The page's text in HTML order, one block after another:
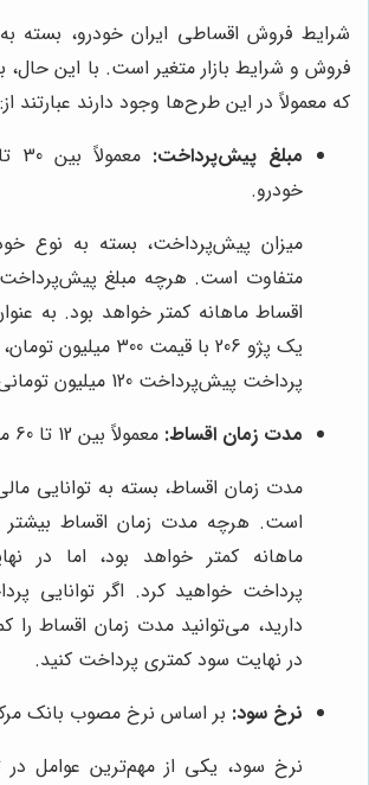
شرایط فروش اقساطی ایران خودرو، بسته
فروش و شرایط بازار متغیر است. با این حال،
که معمولاً در این طرح‌ها وجود دارند عبارتند از:
مبلغ پیش‌پرداخت:
خودرو.
میزان پیش‌پرداخت، بسته به نوع
متفاوت است. هرچه مبلغ پیش‌پرداخت
اقساط ماهانه کمتر خواهد بود. به
یک پژو 206 با قیمت
پرداخت پیش‌پرداخت 120 میلیون تومانی داشته باشید.
مدت زمان اقساط: معمولاً بین 12 تا 60 ماه.
مدت زمان اقساط، بسته به توانایی
است. هرچه مدت زمان اقساط بیشتر
ماهانه کمتر خواهد بود، اما در
پرداخت خواهید کرد. اگر توانایی
دارید، می‌توانید مدت زمان اقساط را
در نهایت سود کمتری پرداخت کنید.
نرخ سود: بر اساس نرخ مصوب بانک
نرخ سود، یکی از مهم‌ترین عوامل در